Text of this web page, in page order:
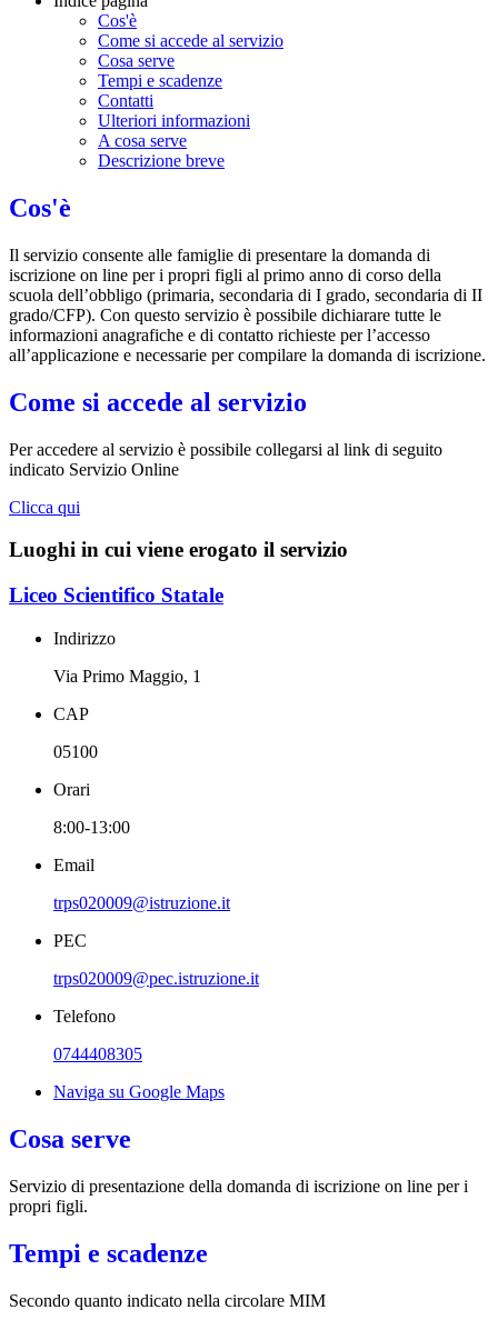
Cos'è
Come si accede al servizio
Cosa serve
Tempi e scadenze
Contatti
Ulteriori informazioni
A cosa serve
Descrizione breve
Cos'è
Il servizio consente alle famiglie di presentare la domanda di
iscrizione on line per i propri figli al primo anno di corso della
scuola dell’obbligo (primaria, secondaria di I grado, secondaria di II
grado/CFP). Con questo servizio è possibile dichiarare tutte le
informazioni anagrafiche e di contatto richieste per l’accesso
all’applicazione e necessarie per compilare la domanda di iscrizione.
Come si accede al servizio
Per accedere al servizio è possibile collegarsi al link di seguito
indicato Servizio Online
Clicca qui
Luoghi in cui viene erogato il servizio
Liceo Scientifico Statale
Indirizzo
Via Primo Maggio, 1
CAP
05100
Orari
8:00-13:00
Email
trps020009@istruzione.it
PEC
trps020009@pec.istruzione.it
Telefono
0744408305
Naviga su Google Maps
Cosa serve
Servizio di presentazione della domanda di iscrizione on line per i
propri figli.
Tempi e scadenze
Secondo quanto indicato nella circolare MIM